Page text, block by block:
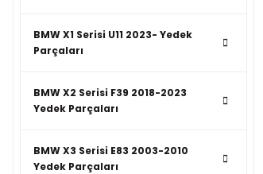
BMW X1 Serisi U11 2023- Yedek
Parçaları
BMW X2 Serisi F39 2018-2023
Yedek Parçaları
BMW X3 Serisi E83 2003-2010
Yedek Parçaları